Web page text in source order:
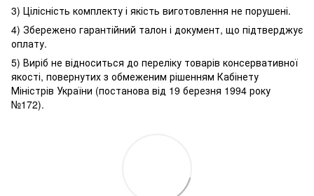
3) Цілісність комплекту і якість виготовлення не порушені.
4) Збережено гарантійний талон і документ, що підтверджує
оплату.
5) Виріб не відноситься до переліку товарів консервативної
якості, повернутих з обмеженим рішенням Кабінету
Міністрів України (постанова від 19 березня 1994 року
№172).